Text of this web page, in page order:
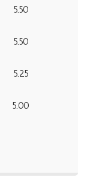
5.50
5.50
5.25
5.00